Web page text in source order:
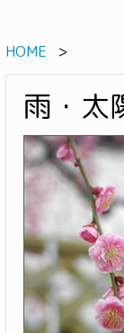
HOME
雨・太